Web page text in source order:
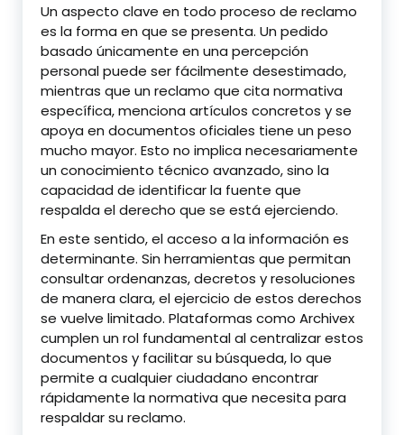
Un aspecto clave en todo proceso de reclamo
es la forma en que se presenta. Un pedido
basado únicamente en una percepción
personal puede ser fácilmente desestimado,
mientras que un reclamo que cita normativa
específica, menciona artículos concretos y se
apoya en documentos oficiales tiene un peso
mucho mayor. Esto no implica necesariamente
un conocimiento técnico avanzado, sino la
capacidad de identificar la fuente que
respalda el derecho que se está ejerciendo.
En este sentido, el acceso a la información es
determinante. Sin herramientas que permitan
consultar ordenanzas, decretos y resoluciones
de manera clara, el ejercicio de estos derechos
se vuelve limitado. Plataformas como Archivex
cumplen un rol fundamental al centralizar estos
documentos y facilitar su búsqueda, lo que
permite a cualquier ciudadano encontrar
rápidamente la normativa que necesita para
respaldar su reclamo.